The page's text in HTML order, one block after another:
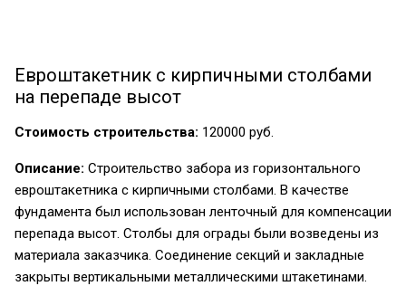
Евроштакетник с кирпичными столбами
на перепаде высот
Стоимость строительства: 120000 руб.
Описание: Строительство забора из горизонтального
евроштакетника с кирпичными столбами. В качестве
фундамента был использован ленточный для компенсации
перепада высот. Столбы для ограды были возведены из
материала заказчика. Соединение секций и закладные
закрыты вертикальными металлическими штакетинами.